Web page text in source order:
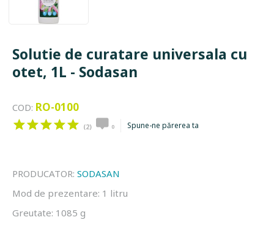
Solutie de curatare universala cu
otet, 1L - Sodasan
COD: RO-0100
(2) 0 Spune-ne părerea ta
PRODUCATOR: SODASAN
Mod de prezentare: 1 litru
Greutate: 1085 g